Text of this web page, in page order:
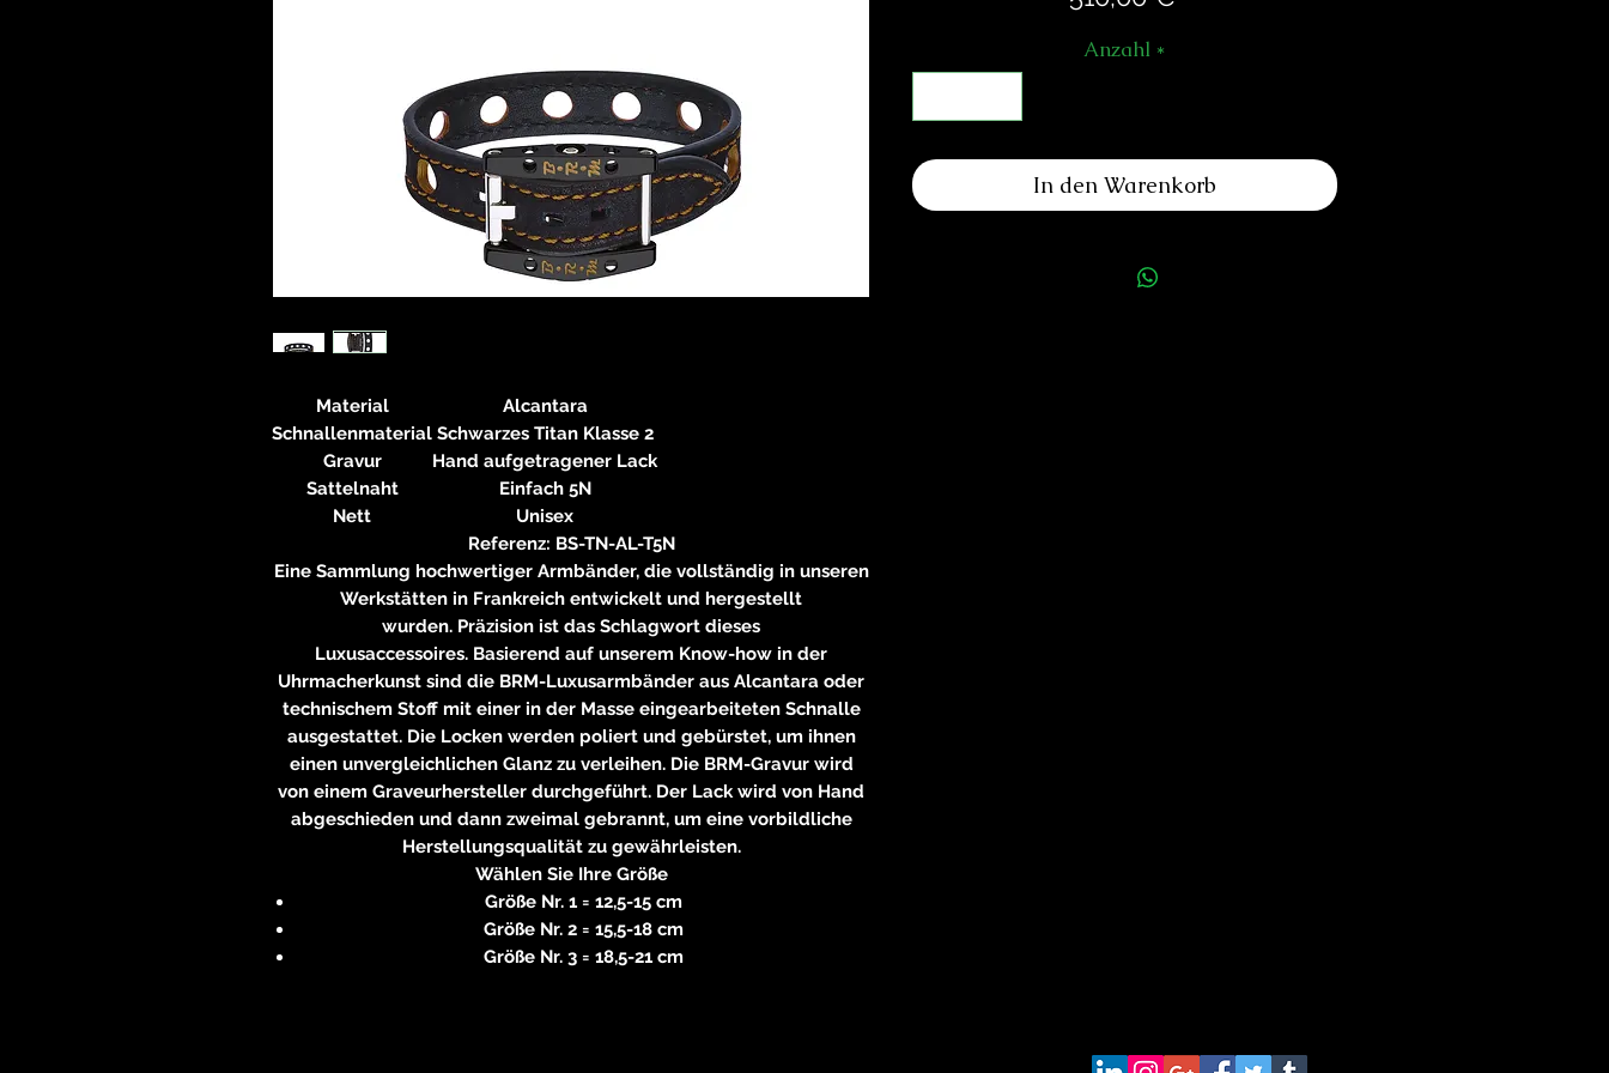
Material
Alcantara
Schnallenmaterial Schwarzes Titan Klasse 2
Gravur
Hand aufgetragener Lack
Sattelnaht
Einfach 5N
Nett
Unisex
Referenz: BS-TN-AL-T5N
Eine Sammlung hochwertiger Armbänder, die vollständig in unseren
Werkstätten in Frankreich entwickelt und hergestellt
wurden. Präzision ist das Schlagwort dieses
Luxusaccessoires. Basierend auf unserem Know-how in der
Uhrmacherkunst sind die BRM-Luxusarmbänder aus Alcantara oder
technischem Stoff mit einer in der Masse eingearbeiteten Schnalle
ausgestattet. Die Locken werden poliert und gebürstet, um ihnen
einen unvergleichlichen Glanz zu verleihen. Die BRM-Gravur wird
von einem Graveurhersteller durchgeführt. Der Lack wird von Hand
abgeschieden und dann zweimal gebrannt, um eine vorbildliche
Herstellungsqualität zu gewährleisten.
Wählen Sie Ihre Größe
Größe Nr. 1 = 12,5-15 cm
Größe Nr. 2 = 15,5-18 cm
Größe Nr. 3 = 18,5-21 cm
Anzahl *
In den Warenkorb